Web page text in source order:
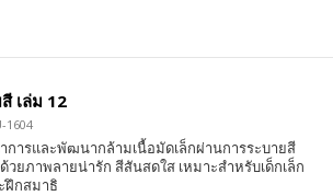
เล่ม 12
1604
การและพัฒนากล้ามเนื้อมัดเล็กผ่านการระบายสี
วยภาพลายน่ารัก สีสันสดใส เหมาะสำหรับเด็กเล็ก
ฝึกสมาธิ